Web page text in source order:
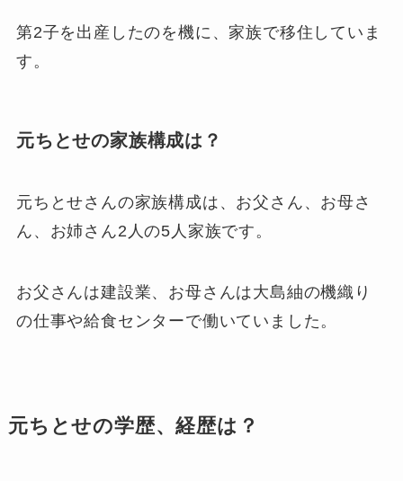
第2子を出産したのを機に、家族で移住していま
す。
元ちとせの家族構成は？
元ちとせさんの家族構成は、お父さん、お母さ
ん、お姉さん2人の5人家族です。
お父さんは建設業、お母さんは大島紬の機織り
の仕事や給食センターで働いていました。
元ちとせの学歴、経歴は？